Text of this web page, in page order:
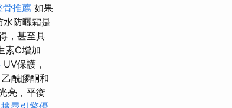
骨推薦 如果
水防曬霜是
，甚至具
素C增加
UV保護，
酰膠酮和
亮，平衡